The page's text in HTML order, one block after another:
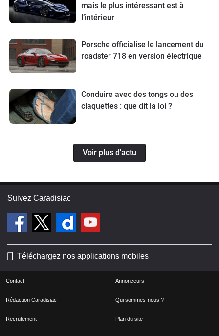
mais le plus intéressant est à
l’intérieur
Porsche officialise le lancement du
roadster 718 en version électrique
Conduire avec des tongs ou des
claquettes : que dit la loi ?
Voir plus d'actu
Suivez Caradisiac
Téléchargez nos applications mobiles
Contact Annonceurs
Rédaction Caradisiac Qui sommes-nous ?
Recrutement Plan du site